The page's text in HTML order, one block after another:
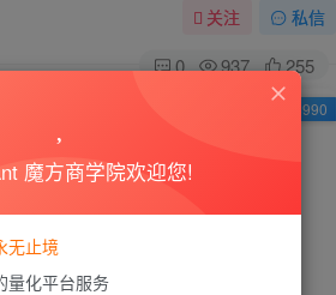
关注 私信
0 937 255
直观表现
看
员免费
已售 8990
魔方商学院欢迎您!
无止境
量化平台服务